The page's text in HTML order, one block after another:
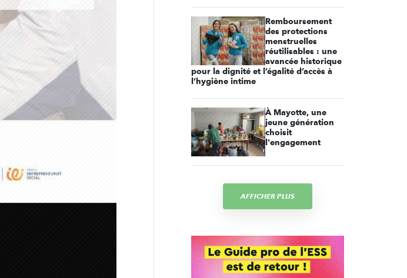
Remboursement
des protections
menstruelles
réutilisables : une
avancée historique
pour la dignité et l’égalité d’accès à
l’hygiène intime
À Mayotte, une
jeune génération
choisit
l'engagement
AFFICHER PLUS